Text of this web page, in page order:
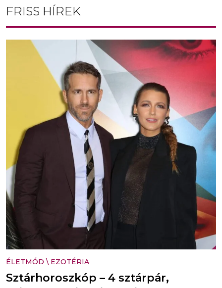
FRISS HÍREK
ÉLETMÓD \ EZOTÉRIA
Sztárhoroszkóp – 4 sztárpár,